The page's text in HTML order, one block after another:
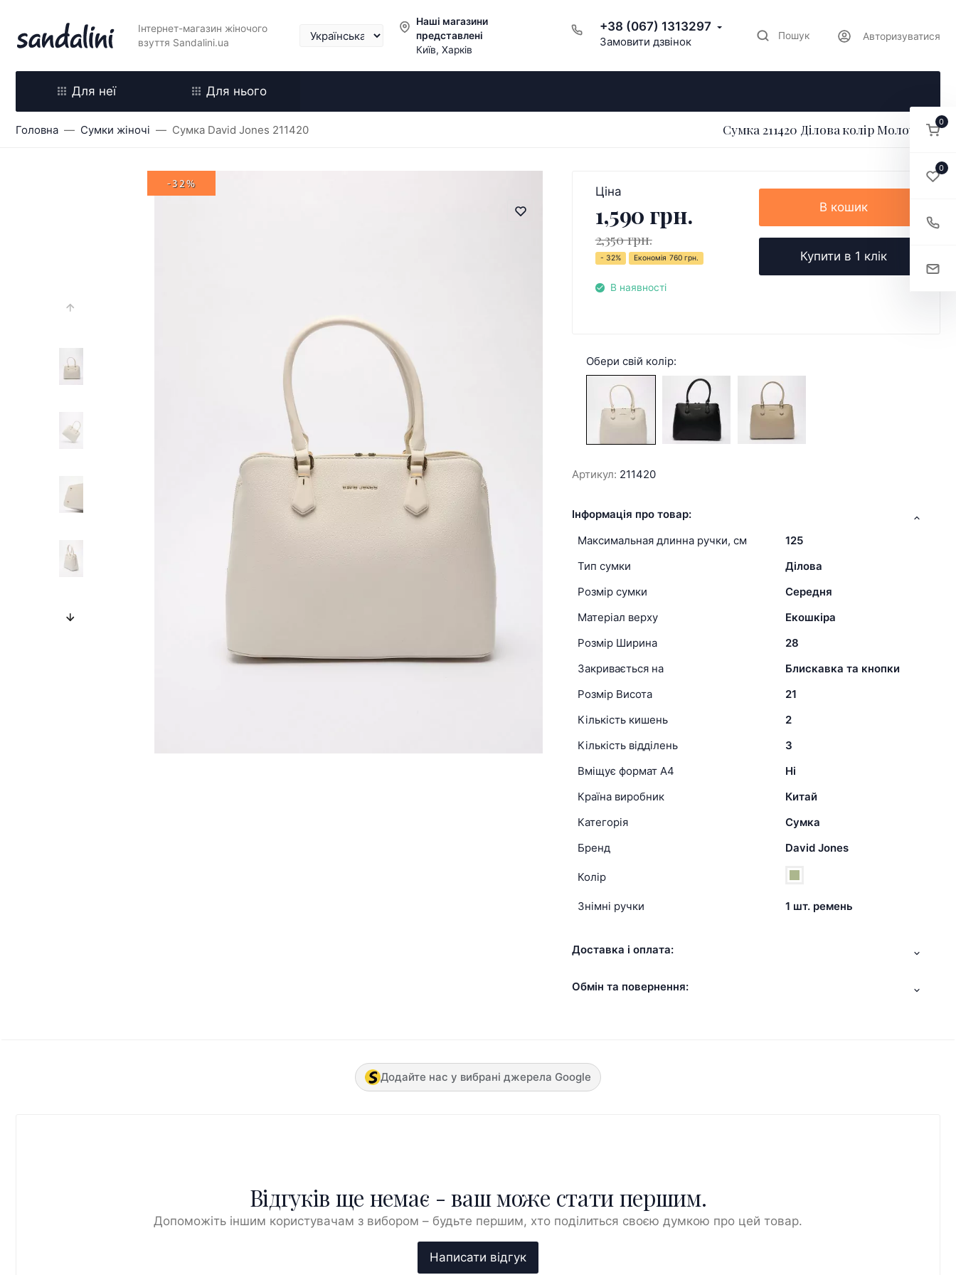
Інтернет-магазин жіночого
взуття Sandalini.ua
Наші магазини
представлені
Київ, Харків
+38 (067) 1313297
Замовити дзвінок Пошук Авторизуватися
Для неї Для нього
Головна Сумки жіночі Сумка David Jones 211420 Сумка 211420 Ділова колір Молочний
-32% Ціна
1,590 грн.
2,350 грн.
- 32% Економія 760 грн.
В наявності
В кошик
Купити в 1 клік
Обери свій колір:
Артикул: 211420
Інформація про товар:
Максимальная длинна ручки, см
125
Тип сумки
Ділова
Розмір сумки
Середня
Матеріал верху
Екошкіра
Розмір Ширина
28
Закривається на
Блискавка та кнопки
Розмір Висота
21
Кількість кишень
2
Кількість відділень
3
Вміщує формат А4
Ні
Країна виробник
Китай
Категорія
Сумка
Бренд
David Jones
Колір
Знімні ручки 1 шт. ремень
Доставка і оплата:
Обмін та повернення:
Додайте нас у вибрані джерела Google
Відгуків ще немає - ваш може стати першим.
Допоможіть іншим користувачам з вибором – будьте першим, хто поділиться своєю думкою про цей товар.
0
0